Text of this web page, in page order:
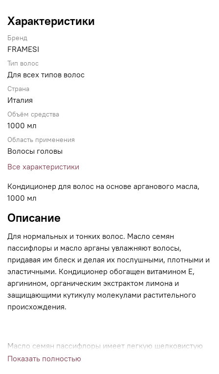
Характеристики
Бренд
FRAMESI
Тип волос
Для всех типов волос
Страна
Италия
Объём средства
1000 мл
Область применения
Волосы головы
Все характеристики
Кондиционер для волос на основе арганового масла,
1000 мл
Описание
Для нормальных и тонких волос. Масло семян
пассифлоры и масло арганы увлажняют волосы,
придавая им блеск и делая их послушными, плотными и
эластичными. Кондиционер обогащен витамином Е,
аргинином, органическим экстрактом лимона и
защищающими кутикулу молекулами растительного
происхождения.
Масло семян пассифлоры имеет легкую шелковистую
текстуру. Оно содержит линолевую кислоту и витамин
Показать полностью